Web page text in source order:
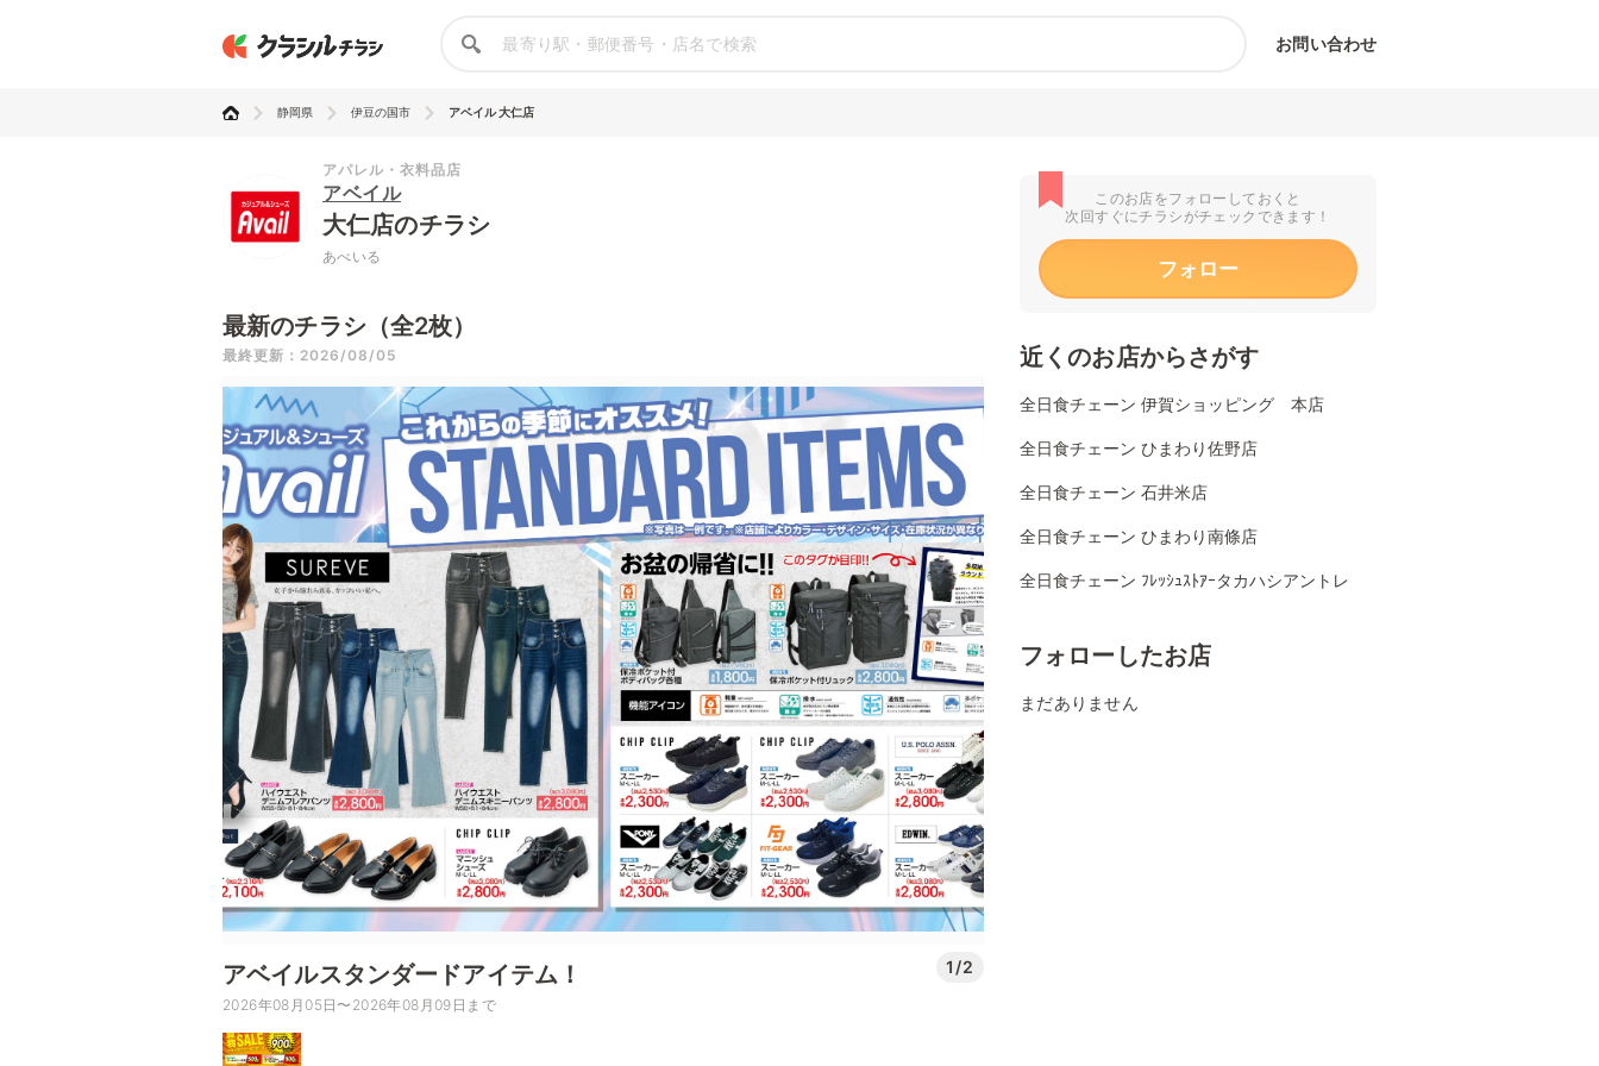
お問い合わせ
静岡県 伊豆の国市 アベイル 大仁店
アパレル・衣料品店
アベイル
大仁店のチラシ
あべいる
最新のチラシ（全2枚）
最終更新：2026/08/05
アベイルスタンダードアイテム！ 1/2
2026年08月05日〜2026年08月09日まで
このお店をフォローしておくと
次回すぐにチラシがチェックできます！
フォロー
近くのお店からさがす
全日食チェーン 伊賀ショッピング 本店
全日食チェーン ひまわり佐野店
全日食チェーン 石井米店
全日食チェーン ひまわり南條店
全日食チェーン ﾌﾚｯｼｭｽﾄｱｰタカハシアントレ
フォローしたお店
まだありません